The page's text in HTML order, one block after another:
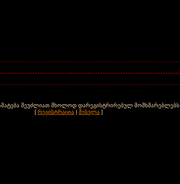
შეუძლიათ მხოლოდ დარეგისტრირებულ მომხმარებლებს
[ რეგისტრაცია | შესვლა ]